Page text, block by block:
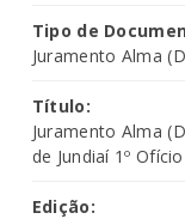
Tipo de
Juramento Alma
Título:
Juramento Alma
de Jundiaí 1º
Edição: